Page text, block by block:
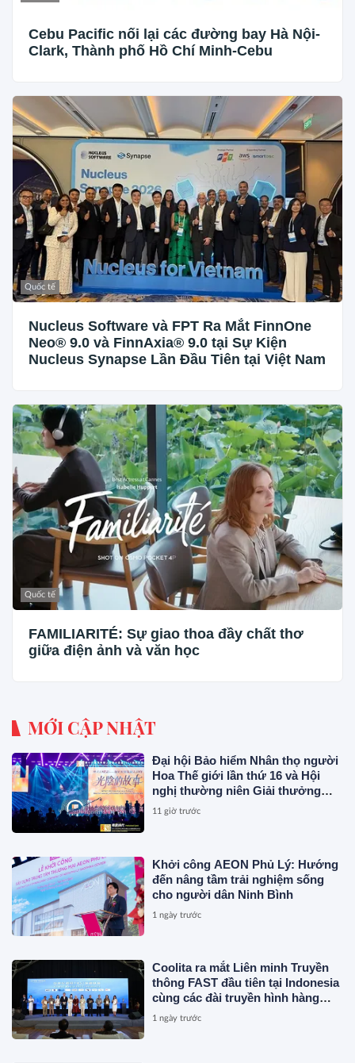
Cebu Pacific nối lại các đường bay Hà Nội-
Clark, Thành phố Hồ Chí Minh-Cebu
Quốc tế
Nucleus Software và FPT Ra Mắt FinnOne
Neo® 9.0 và FinnAxia® 9.0 tại Sự Kiện
Nucleus Synapse Lần Đầu Tiên tại Việt Nam
Quốc tế
FAMILIARITÉ: Sự giao thoa đầy chất thơ
giữa điện ảnh và văn học
MỚI CẬP NHẬT
Đại hội Bảo hiểm Nhân thọ người
Hoa Thế giới lần thứ 16 và Hội
nghị thường niên Giải thưởng
Rồng Quốc tế (IDA) 2026 được tổ
11 giờ trước
Khởi công AEON Phủ Lý: Hướng
đến nâng tầm trải nghiệm sống
cho người dân Ninh Bình
1 ngày trước
Coolita ra mắt Liên minh Truyền
thông FAST đầu tiên tại Indonesia
cùng các đài truyền hình hàng
đầu
1 ngày trước